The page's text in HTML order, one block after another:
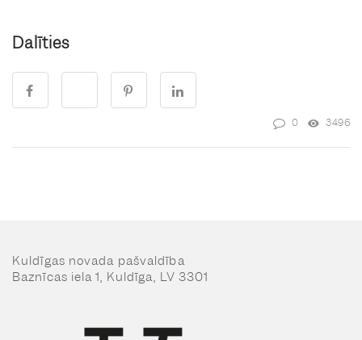
Dalīties
0 3496
Kuldīgas novada pašvaldība
Baznīcas iela 1, Kuldīga, LV 3301